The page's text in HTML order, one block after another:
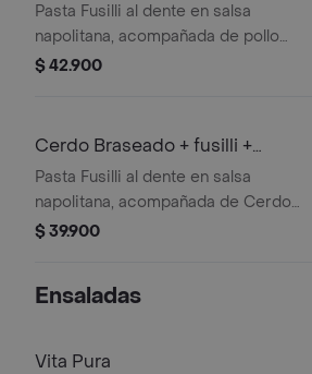
Pasta Fusilli al dente en salsa
napolitana, acompañada de pollo
harissa y ensalda con lechuga, tomate
$ 42.900
Cerdo Braseado + fusilli +
ensalada
Pasta Fusilli al dente en salsa
napolitana, acompañada de Cerdo
Braseado y ensalda con lechuga,
$ 39.900
Ensaladas
Vita Pura